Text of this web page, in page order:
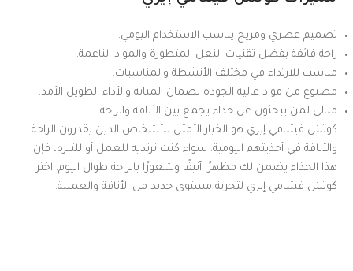
تصميم عصري ومريح يناسب الاستخدام اليومي.
راحة فائقة بفضل تقنيات النعل المتطورة والمواد الناعمة.
مناسب للارتداء في مختلف الأنشطة والمناسبات.
مصنوع من مواد عالية الجودة لضمان المتانة والأداء الطويل الأمد.
مثالي لمن يبحثون عن حذاء يجمع بين الأناقة والراحة.
كوتش فيتنامي إيزي هو الخيار الأمثل للأشخاص الذين يقدرون الراحة
والأناقة في أحذيتهم اليومية. سواء كنت ترتديه للعمل أو للتنزه، فإن
هذا الحذاء يضمن لك مظهرًا أنيقًا وشعورًا بالراحة طوال اليوم. اختر
كوتش فيتنامي إيزي لتجربة مستوى جديد من الأناقة والعملية.